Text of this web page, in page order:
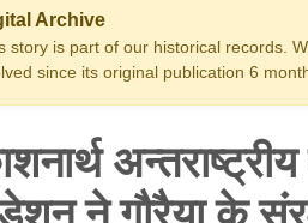
Archive
story is part of our historical records.
since its original publication 6